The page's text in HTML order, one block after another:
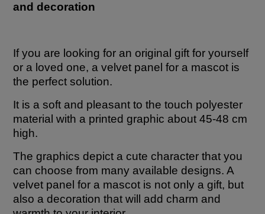
and decoration
If you are looking for an original gift for yourself
or a loved one, a velvet panel for a mascot is
the perfect solution.
It is a soft and pleasant to the touch polyester
material with a printed graphic about 45-48 cm
high.
The graphics depict a cute character that you
can choose from many available designs. A
velvet panel for a mascot is not only a gift, but
also a decoration that will add charm and